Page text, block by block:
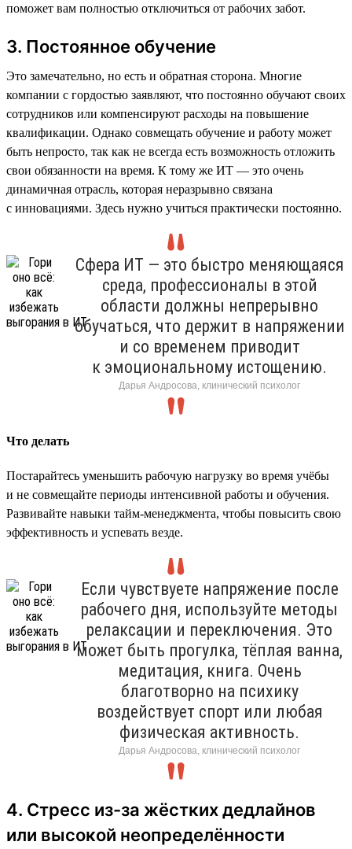
поможет вам полностью отключиться от рабочих забот.
3. Постоянное обучение
Это замечательно, но есть и обратная сторона. Многие
компании с гордостью заявляют, что постоянно обучают своих
сотрудников или компенсируют расходы на повышение
квалификации. Однако совмещать обучение и работу может
быть непросто, так как не всегда есть возможность отложить
свои обязанности на время. К тому же ИТ — это очень
динамичная отрасль, которая неразрывно связана
с инновациями. Здесь нужно учиться практически постоянно.
Сфера ИТ — это быстро меняющаяся
среда, профессионалы в этой
области должны непрерывно
обучаться, что держит в напряжении
и со временем приводит
к эмоциональному истощению.
Дарья Андросова, клинический психолог
Что делать
Постарайтесь уменьшить рабочую нагрузку во время учёбы
и не совмещайте периоды интенсивной работы и обучения.
Развивайте навыки тайм-менеджмента, чтобы повысить свою
эффективность и успевать везде.
Если чувствуете напряжение после
рабочего дня, используйте методы
релаксации и переключения. Это
может быть прогулка, тёплая ванна,
медитация, книга. Очень
благотворно на психику
воздействует спорт или любая
физическая активность.
Дарья Андросова, клинический психолог
4. Стресс из-за жёстких дедлайнов
или высокой неопределённости